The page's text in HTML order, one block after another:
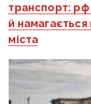
транспорт: рф
й
міста